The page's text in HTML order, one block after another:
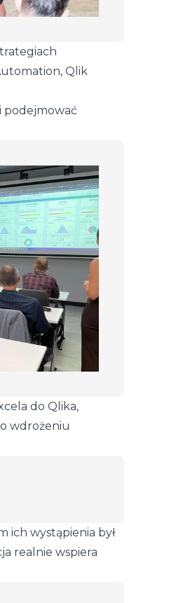
Qlik
podejmować
do Qlika,
wdrożeniu
ich wystąpienia był
realnie wspiera